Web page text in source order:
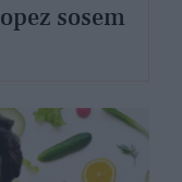
sosem